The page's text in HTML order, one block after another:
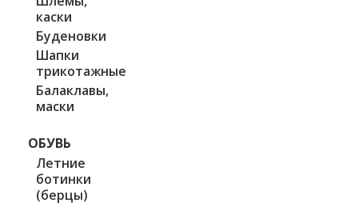
каски
Буденовки
Шапки
трикотажные
Балаклавы,
маски
ОБУВЬ
Летние
ботинки
(берцы)